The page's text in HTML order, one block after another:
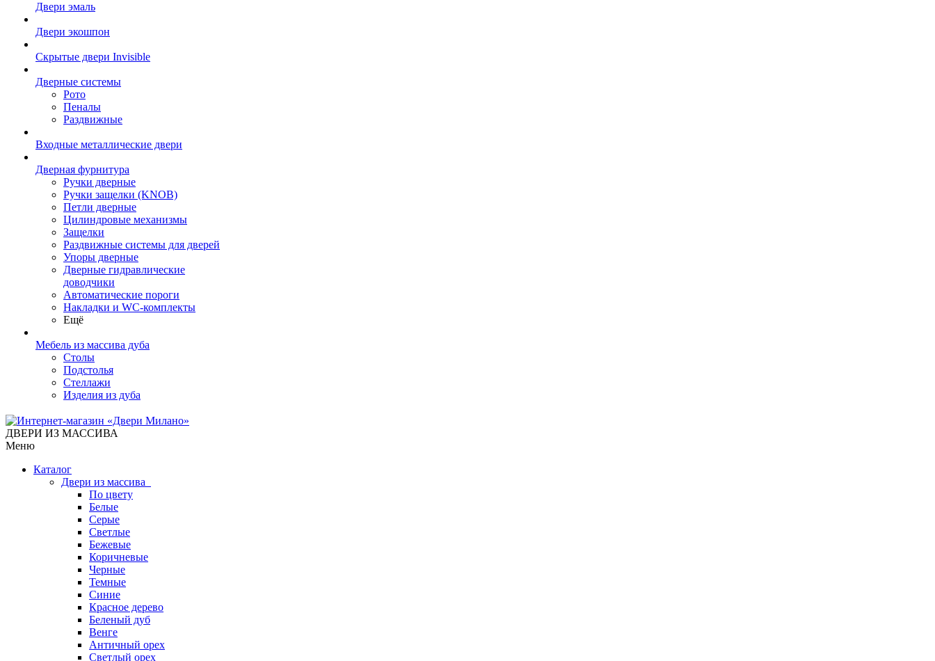
Двери эмаль
Двери экошпон
Скрытые двери Invisible
Дверные системы
Рото
Пеналы
Раздвижные
Входные металлические двери
Дверная фурнитура
Ручки дверные
Ручки защелки (KNOB)
Петли дверные
Цилиндровые механизмы
Защелки
Раздвижные системы для дверей
Упоры дверные
Дверные гидравлические
доводчики
Автоматические пороги
Накладки и WC-комплекты
Ещё
Мебель из массива дуба
Столы
Подстолья
Стеллажи
Изделия из дуба
ДВЕРИ ИЗ МАССИВА
Меню
Каталог
Двери из массива
По цвету
Белые
Серые
Светлые
Бежевые
Коричневые
Черные
Темные
Синие
Красное дерево
Беленый дуб
Венге
Античный орех
Светлый орех